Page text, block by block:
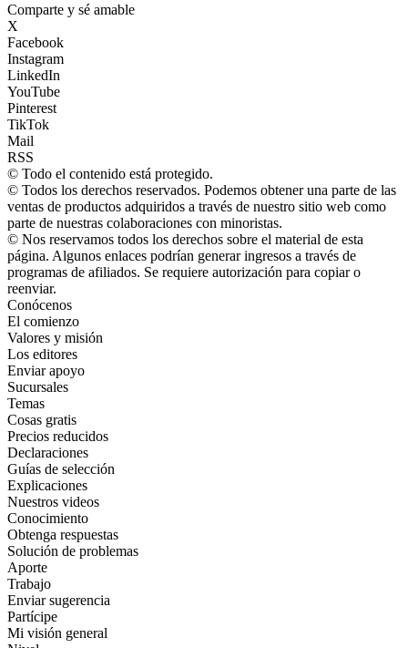
Comparte y sé amable
X
Facebook
Instagram
LinkedIn
YouTube
Pinterest
TikTok
Mail
RSS
© Todo el contenido está protegido.
© Todos los derechos reservados. Podemos obtener una parte de las
ventas de productos adquiridos a través de nuestro sitio web como
parte de nuestras colaboraciones con minoristas.
© Nos reservamos todos los derechos sobre el material de esta
página. Algunos enlaces podrían generar ingresos a través de
programas de afiliados. Se requiere autorización para copiar o
reenviar.
Conócenos
El comienzo
Valores y misión
Los editores
Enviar apoyo
Sucursales
Temas
Cosas gratis
Precios reducidos
Declaraciones
Guías de selección
Explicaciones
Nuestros videos
Conocimiento
Obtenga respuestas
Solución de problemas
Aporte
Trabajo
Enviar sugerencia
Partícipe
Mi visión general